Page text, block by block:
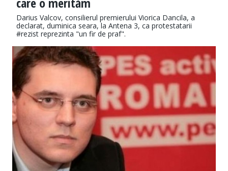
Darius Valcov, consilierul premierului Viorica Dancila, a
declarat, duminica seara, la Antena 3, ca protestatarii
#rezist reprezinta "un fir de praf".